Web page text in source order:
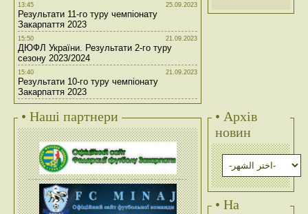
13:45 25.09.2023
Результати 11-го туру чемпіонату
Закарпаття 2023
15:50 21.09.2023
ДЮФЛ України. Результати 2-го туру
сезону 2023/2024
15:40 21.09.2023
Результати 10-го туру чемпіонату
Закарпаття 2023
• Наші партнери
• Архів
новин
• На